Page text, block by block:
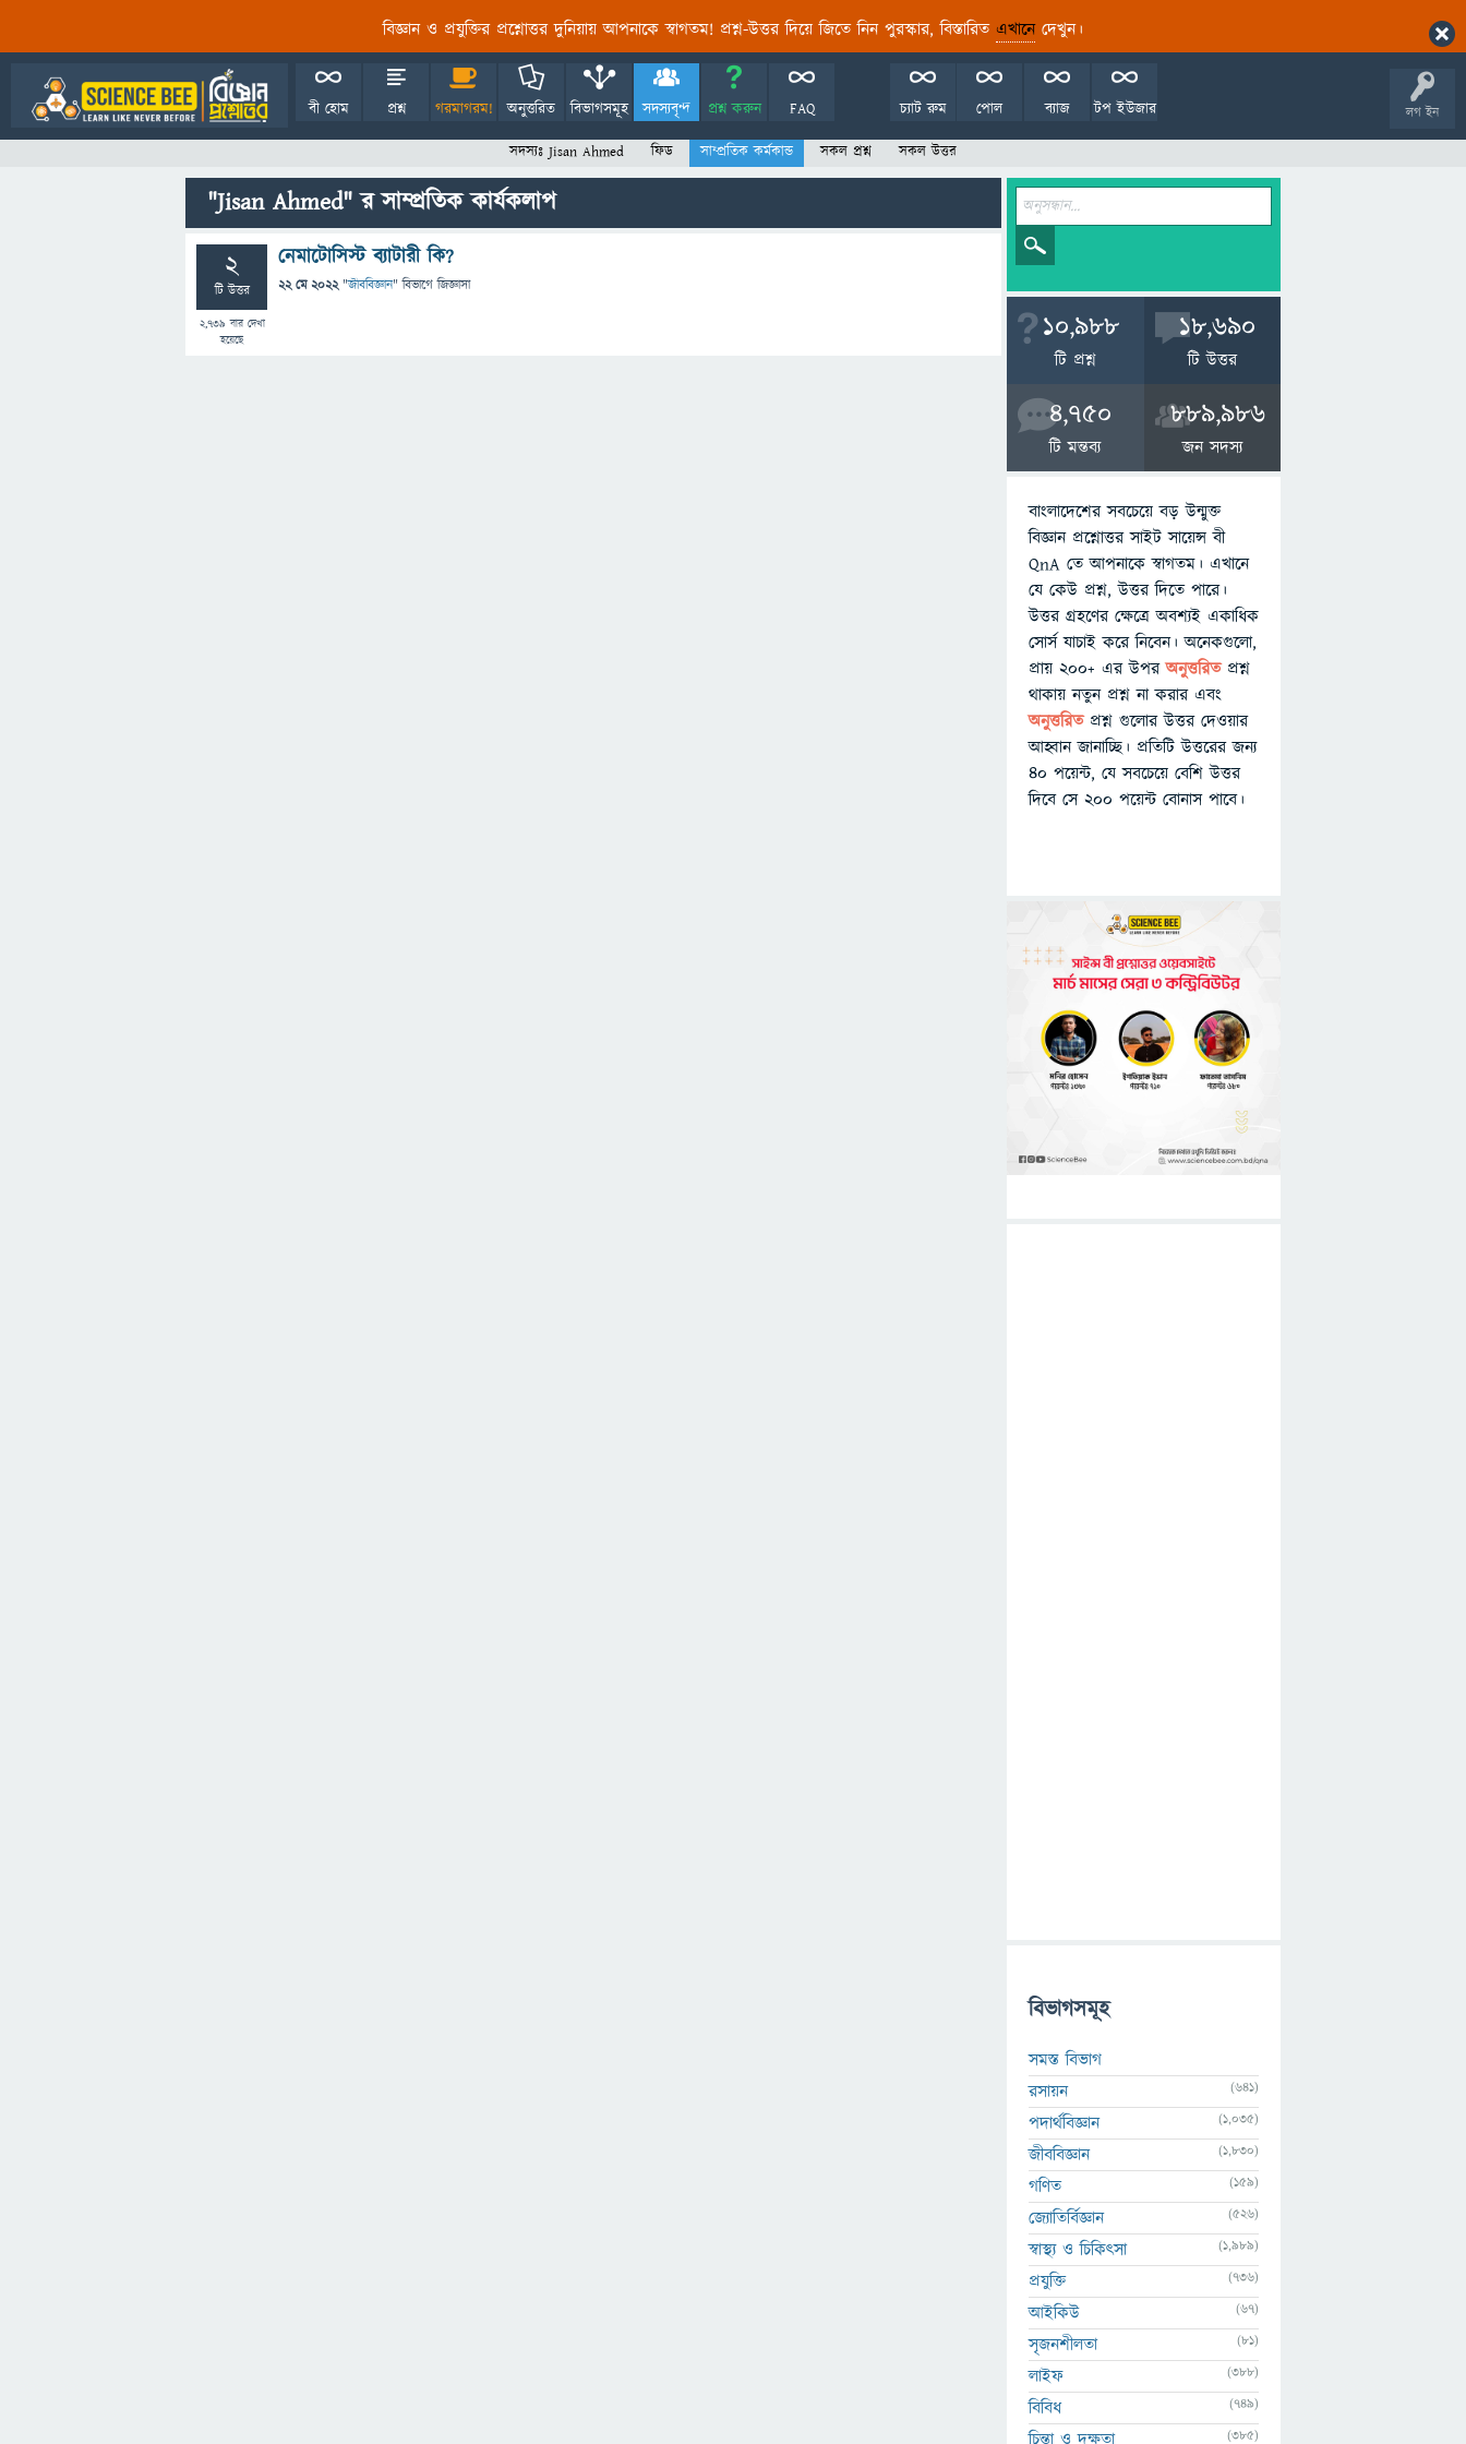
বিজ্ঞান ও প্রযুক্তির প্রশ্নোত্তর দুনিয়ায় আপনাকে স্বাগতম! প্রশ্ন-উত্তর দিয়ে জিতে নিন পুরস্কার, বিস্তারিত এখানেদেখুন।
লগ ইন
বী হোম প্রশ্ন গরমাগরম! অনুত্তরিত বিভাগসমূহ সদস্যবৃন্দ প্রশ্ন করুন FAQ টপ ইউজার
ব্যাজ
পোল
চ্যাট রুম
সদস্যঃ Jisan Ahmed ফিড সাম্প্রতিক কর্মকান্ড সকল প্রশ্ন সকল উত্তর
"Jisan Ahmed" র সাম্প্রতিক কার্যকলাপ
2
টি উত্তর
2,739 বার দেখা
হয়েছে
নেমাটোসিস্ট ব্যাটারী কি?
22 মে 2022 "জীববিজ্ঞান" বিভাগে জিজ্ঞাসা
10,988
টি প্রশ্ন
18,690
টি উত্তর
4,750
টি মন্তব্য
889,986
জন সদস্য
বাংলাদেশের সবচেয়ে বড় উন্মুক্ত
বিজ্ঞান প্রশ্নোত্তর সাইট সায়েন্স বী
QnA তে আপনাকে স্বাগতম। এখানে
যে কেউ প্রশ্ন, উত্তর দিতে পারে।
উত্তর গ্রহণের ক্ষেত্রে অবশ্যই একাধিক
সোর্স যাচাই করে নিবেন। অনেকগুলো,
প্রায় ২০০+ এর উপরঅনুত্তরিতপ্রশ্ন
থাকায় নতুন প্রশ্ন না করার এবং
অনুত্তরিত প্রশ্ন গুলোর উত্তর দেওয়ার
আহ্বান জানাচ্ছি। প্রতিটি উত্তরের জন্য
৪০ পয়েন্ট, যে সবচেয়ে বেশি উত্তর
দিবে সে ২০০ পয়েন্ট বোনাস পাবে।
বিভাগসমূহ
সমস্ত বিভাগ
রসায়ন
(641)
পদার্থবিজ্ঞান (1,035)
জীববিজ্ঞান (1,830)
গণিত (159)
জ্যোতির্বিজ্ঞান (526)
স্বাস্থ্য ও চিকিৎসা (1,989)
প্রযুক্তি (736)
আইকিউ (67)
সৃজনশীলতা (81)
লাইফ (388)
বিবিধ (749)
চিন্তা ও দক্ষতা (385)